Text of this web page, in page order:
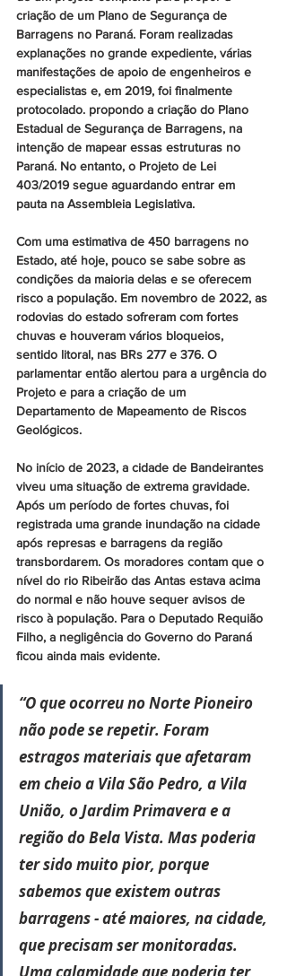
criação de um Plano de Segurança de
Barragens no Paraná. Foram realizadas
explanações no grande expediente, várias
manifestações de apoio de engenheiros e
especialistas e, em 2019, foi finalmente
protocolado. propondo a criação do Plano
Estadual de Segurança de Barragens, na
intenção de mapear essas estruturas no
Paraná. No entanto, o Projeto de Lei
403/2019 segue aguardando entrar em
pauta na Assembleia Legislativa.
Com uma estimativa de 450 barragens no
Estado, até hoje, pouco se sabe sobre as
condições da maioria delas e se oferecem
risco a população. Em novembro de 2022, as
rodovias do estado sofreram com fortes
chuvas e houveram vários bloqueios,
sentido litoral, nas BRs 277 e 376. O
parlamentar então alertou para a urgência do
Projeto e para a criação de um
Departamento de Mapeamento de Riscos
Geológicos.
No início de 2023, a cidade de Bandeirantes
viveu uma situação de extrema gravidade.
Após um período de fortes chuvas, foi
registrada uma grande inundação na cidade
após represas e barragens da região
transbordarem. Os moradores contam que o
nível do rio Ribeirão das Antas estava acima
do normal e não houve sequer avisos de
risco à população. Para o Deputado Requião
Filho, a negligência do Governo do Paraná
ficou ainda mais evidente.
“O que ocorreu no Norte Pioneiro
não pode se repetir. Foram
estragos materiais que afetaram
em cheio a Vila São Pedro, a Vila
União, o Jardim Primavera e a
região do Bela Vista. Mas poderia
ter sido muito pior, porque
sabemos que existem outras
barragens - até maiores, na cidade,
que precisam ser monitoradas.